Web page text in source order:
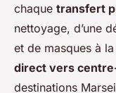
chaque transfert
nettoyage, d’une
et de masques à
direct vers
destinations